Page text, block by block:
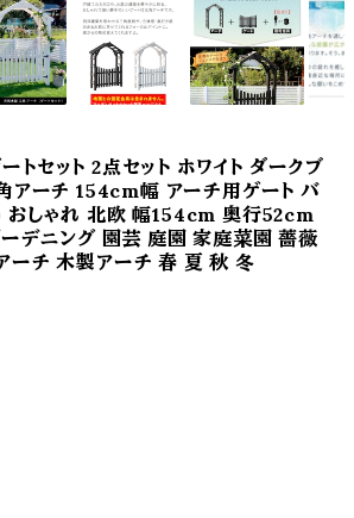
トセット 2点セット ホワイト ダークブ
アーチ 154cm幅 アーチ用ゲート バ
おしゃれ 北欧 幅154cm 奥行52cm
デニング 園芸 庭園 家庭菜園 薔薇
ーチ 木製アーチ 春 夏 秋 冬